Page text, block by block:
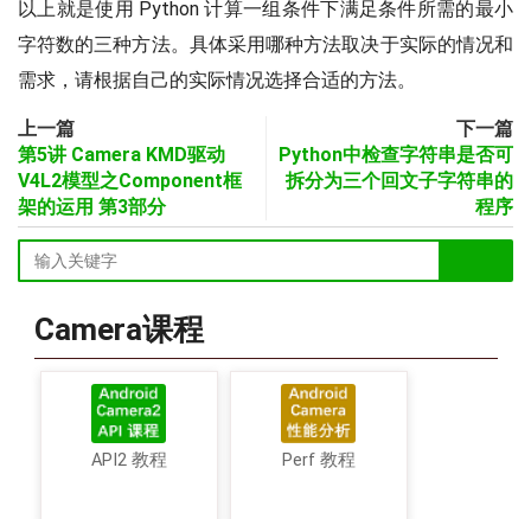
以上就是使用 Python 计算一组条件下满足条件所需的最小
字符数的三种方法。具体采用哪种方法取决于实际的情况和
需求，请根据自己的实际情况选择合适的方法。
上一篇
第5讲 Camera KMD驱动
V4L2模型之Component框
架的运用 第3部分
下一篇
Python中检查字符串是否可
拆分为三个回文子字符串的
程序
Camera课程
API2 教程 Perf 教程